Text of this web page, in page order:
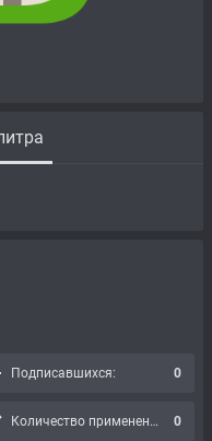
Подписавшихся: 0
Количество применений: 0